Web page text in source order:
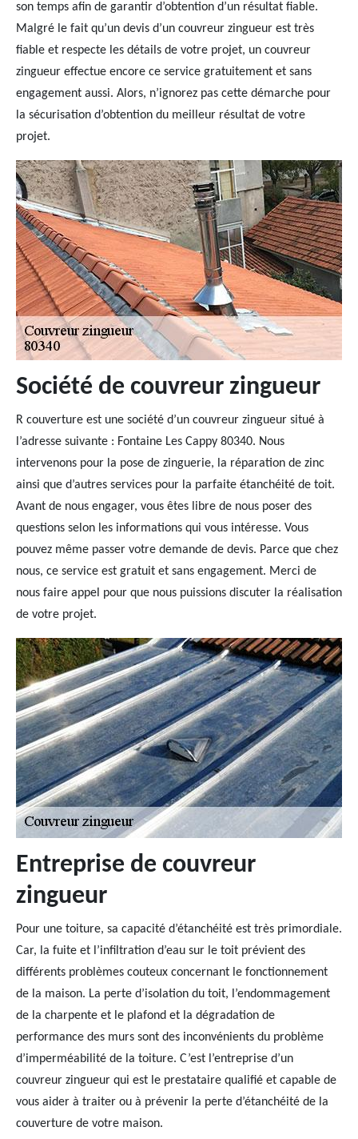
son temps afin de garantir d’obtention d’un résultat fiable.
Malgré le fait qu’un devis d’un couvreur zingueur est très
fiable et respecte les détails de votre projet, un couvreur
zingueur effectue encore ce service gratuitement et sans
engagement aussi. Alors, n’ignorez pas cette démarche pour
la sécurisation d’obtention du meilleur résultat de votre
projet.
Société de couvreur zingueur
R couverture est une société d’un couvreur zingueur situé à
l’adresse suivante : Fontaine Les Cappy 80340. Nous
intervenons pour la pose de zinguerie, la réparation de zinc
ainsi que d’autres services pour la parfaite étanchéité de toit.
Avant de nous engager, vous êtes libre de nous poser des
questions selon les informations qui vous intéresse. Vous
pouvez même passer votre demande de devis. Parce que chez
nous, ce service est gratuit et sans engagement. Merci de
nous faire appel pour que nous puissions discuter la réalisation
de votre projet.
Entreprise de couvreur
zingueur
Pour une toiture, sa capacité d’étanchéité est très primordiale.
Car, la fuite et l’infiltration d’eau sur le toit prévient des
différents problèmes couteux concernant le fonctionnement
de la maison. La perte d’isolation du toit, l’endommagement
de la charpente et le plafond et la dégradation de
performance des murs sont des inconvénients du problème
d’imperméabilité de la toiture. C’est l’entreprise d’un
couvreur zingueur qui est le prestataire qualifié et capable de
vous aider à traiter ou à prévenir la perte d’étanchéité de la
couverture de votre maison.